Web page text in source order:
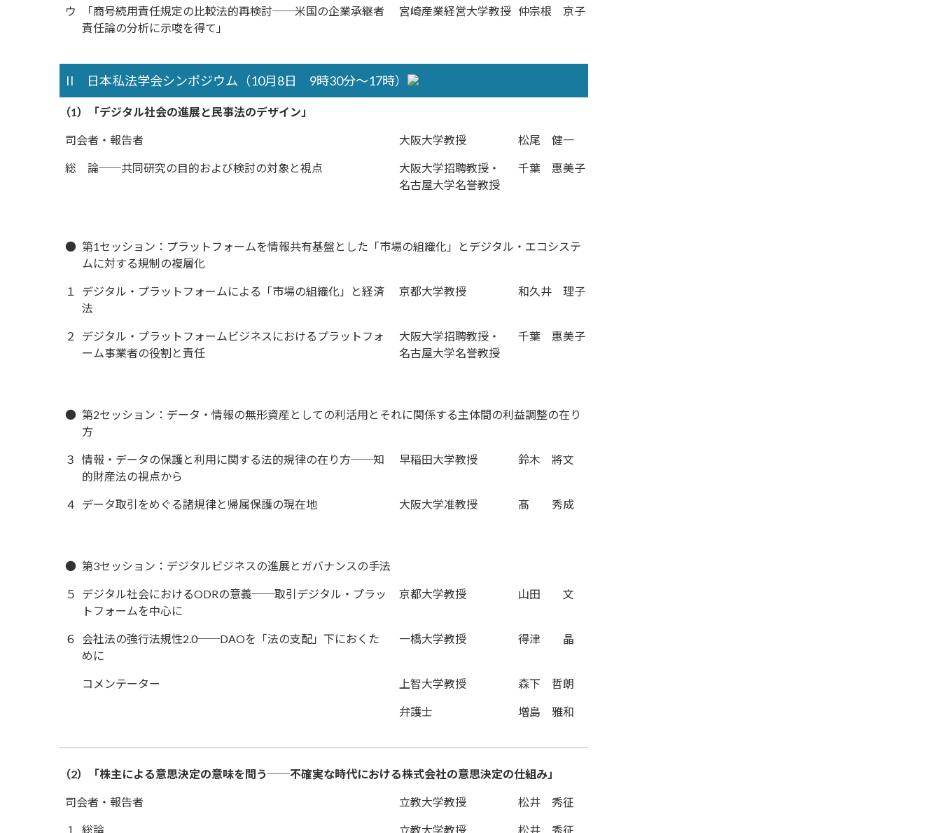
ウ
「商号続用責任規定の比較法的再検討──米国の企業承継者
責任論の分析に示唆を得て」
宮崎産業経営大学教授 仲宗根 京子
II 日本私法学会シンポジウム（10月8日 9時30分～17時）
（1）「デジタル社会の進展と民事法のデザイン」
司会者・報告者 大阪大学教授 松尾 健一
総 論──共同研究の目的および検討の対象と視点
大阪大学招聘教授・
名古屋大学名誉教授
千葉 惠美子
● 第1セッション：プラットフォームを情報共有基盤とした「市場の組織化」とデジタル・エコシステ
ムに対する規制の複層化
１
デジタル・プラットフォームによる「市場の組織化」と経済
法
京都大学教授 和久井 理子
２
デジタル・プラットフォームビジネスにおけるプラットフォ
ーム事業者の役割と責任
大阪大学招聘教授・
名古屋大学名誉教授
千葉 惠美子
● 第2セッション：データ・情報の無形資産としての利活用とそれに関係する主体間の利益調整の在り
方
３
情報・データの保護と利用に関する法的規律の在り方──知
的財産法の視点から
早稲田大学教授 鈴木 將文
４ データ取引をめぐる諸規律と帰属保護の現在地 大阪大学准教授 髙 秀成
● 第3セッション：デジタルビジネスの進展とガバナンスの手法
５
デジタル社会におけるODRの意義──取引デジタル・プラッ
トフォームを中心に
京都大学教授 山田 文
６
会社法の強行法規性2.0──DAOを「法の支配」下におくた
めに
一橋大学教授 得津 晶
コメンテーター 上智大学教授 森下 哲朗
弁護士 増島 雅和
（2）「株主による意思決定の意味を問う──不確実な時代における株式会社の意思決定の仕組み」
司会者・報告者 立教大学教授 松井 秀征
１ 総論 立教大学教授 松井 秀征